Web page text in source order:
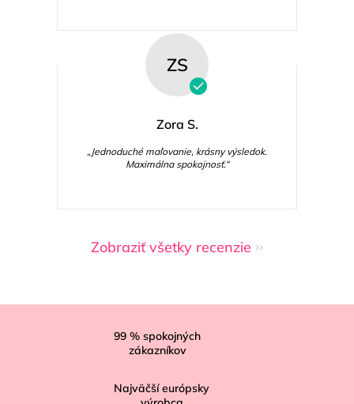
ZS
Zora S.
„Jednoduché maľovanie, krásny výsledok.
Maximálna spokojnosť.“
Zobraziť všetky recenzie
99 % spokojných
zákazníkov
Najväčší európsky